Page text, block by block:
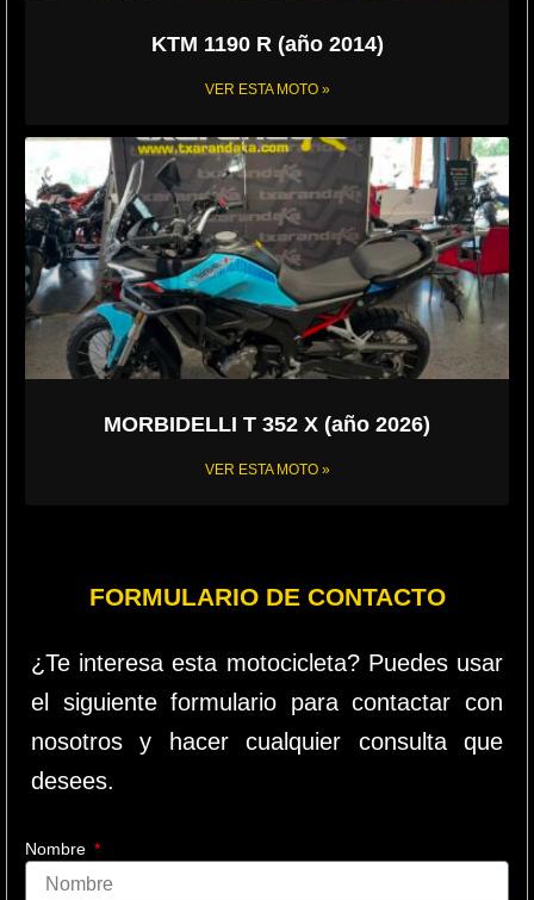
KTM 1190 R (año 2014)
VER ESTA MOTO »
MORBIDELLI T 352 X (año 2026)
VER ESTA MOTO »
FORMULARIO DE CONTACTO
¿Te interesa esta motocicleta? Puedes usar
el siguiente formulario para contactar con
nosotros y hacer cualquier consulta que
desees.
Nombre